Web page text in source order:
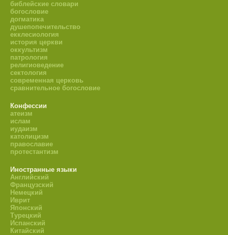
библейские словари
богословие
догматика
душепопечительство
екклесиология
история церкви
оккультизм
патрология
религиоведение
сектология
современная церковь
сравнительное богословие
Конфессии
атеизм
ислам
иудаизм
католицизм
православие
протестантизм
Иностранные языки
Английский
Французский
Немецкий
Иврит
Японский
Турецкий
Испанский
Китайский